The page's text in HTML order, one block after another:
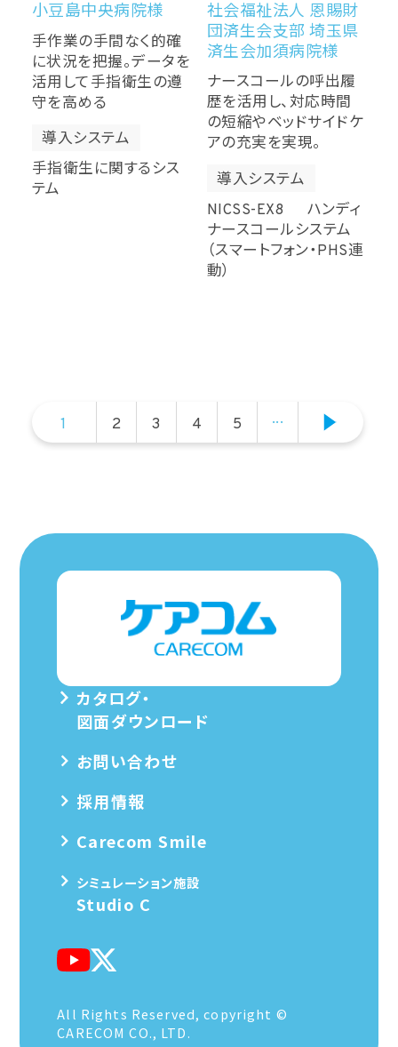
小豆島中央病院様
手作業の手間なく的確
に状況を把握。データを
活用して手指衛生の遵
守を高める
導入システム
手指衛生に関するシス
テム
社会福祉法人 恩賜財
団済生会支部 埼玉県
済生会加須病院様
ナースコールの呼出履
歴を活用し、対応時間
の短縮やベッドサイドケ
アの充実を実現。
導入システム
NICSS-EX8 ハンディ
ナースコールシステム
（スマートフォン・PHS連
動）
1 2 3 4 5 ...
カタログ・
図面ダウンロード
お問い合わせ
採用情報
Carecom Smile
シミュレーション施設
Studio C
All Rights Reserved, copyright ©
CARECOM CO., LTD.